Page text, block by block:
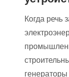
Когда речь